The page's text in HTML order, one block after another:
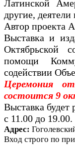
Латинской
другие,
Автор проекта
Выставка и
Октябрьской
помощи
содействии
Церемония
состоится 9
Выставка будет
с 11.00 до 19.00.
Адрес:
Вход строго по